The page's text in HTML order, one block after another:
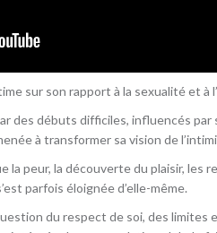
sur son rapport à la sexualité et à
des débuts difficiles, influencés
à transformer sa vision de
la peur, la découverte du plaisir, les
parfois éloignée d’elle-même.
du respect de soi, des limites